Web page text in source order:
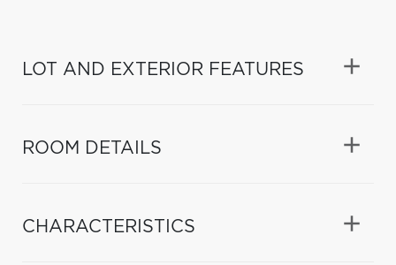
LOT AND EXTERIOR FEATURES
ROOM DETAILS
CHARACTERISTICS